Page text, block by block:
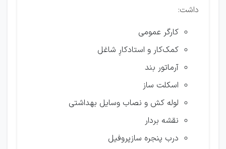
داشت:
کارگر عمومی
کمک‌کار و استادکارِ شاغل
آرماتور بند
اسکلت ساز
لوله کش و نصاب وسایل بهداشتی
نقشه بردار
درب پنجره سازپروفیل